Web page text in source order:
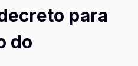
para
do